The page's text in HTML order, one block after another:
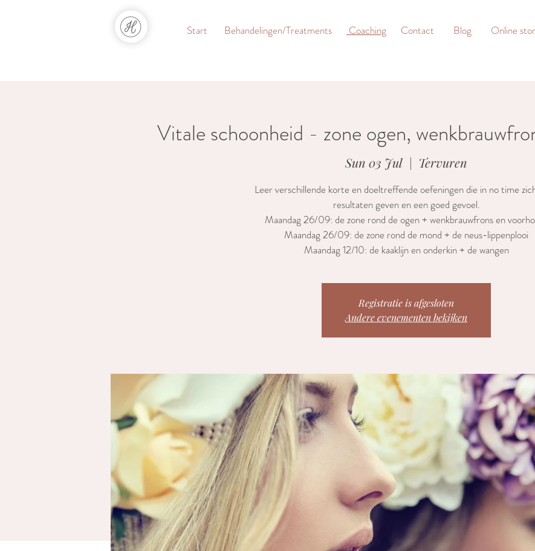
Start Behandelingen/Treatments Coaching Contact Blog Online
Vitale schoonheid - zone ogen,
Sun 03 Jul
  |
Tervuren
Leer verschillende korte en doeltreffende oefeningen die in no time
resultaten geven en een goed gevoel.
Maandag 26/09: de zone rond de ogen + wenkbrauwfrons en
Maandag 26/09: de zone rond de mond + de neus-lippenplooi
Maandag 12/10: de kaaklijn en onderkin + de wangen
Registratie is afgesloten
Andere evenementen bekijken